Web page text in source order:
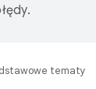
tematy